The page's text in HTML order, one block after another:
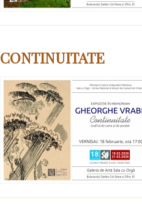
CONTINUITATE